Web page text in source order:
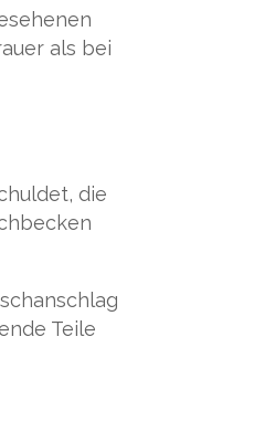
als bei
die
Teile